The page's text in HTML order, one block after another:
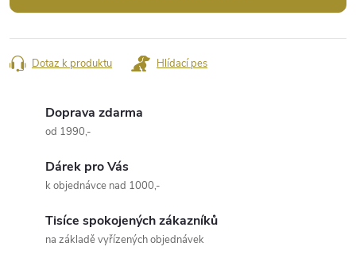
Dotaz k produktu Hlídací pes
Doprava zdarma
od 1990,-
Dárek pro Vás
k objednávce nad 1000,-
Tisíce spokojených zákazníků
na základě vyřízených objednávek